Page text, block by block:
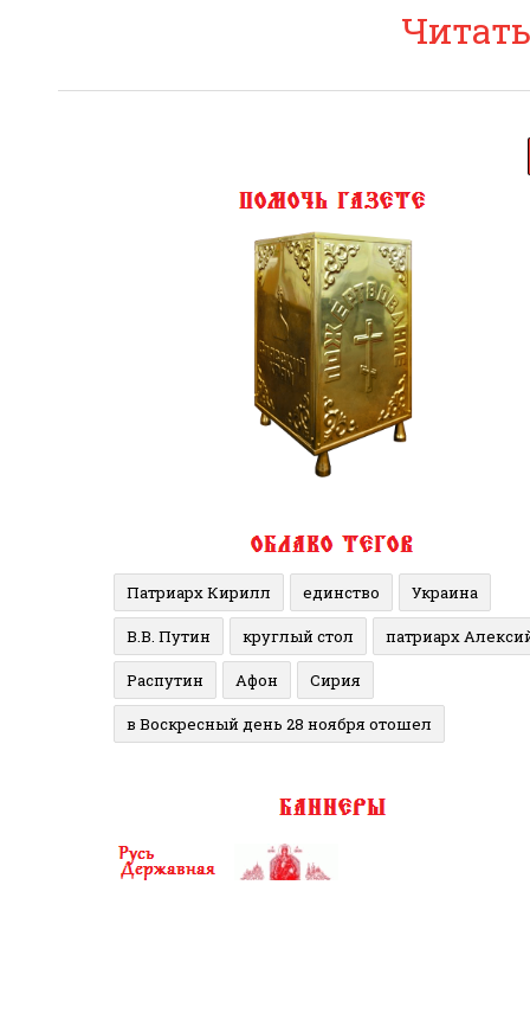
Патриарх Кирилл единство Украина
В.В. Путин круглый стол патриарх
Распутин Афон Сирия
в Воскресный день 28 ноября отошел